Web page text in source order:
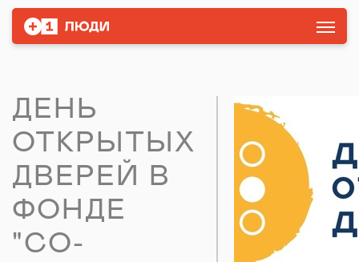
ДЕНЬ
ОТКРЫТЫХ
ДВЕРЕЙ В
ФОНДЕ
"СО-